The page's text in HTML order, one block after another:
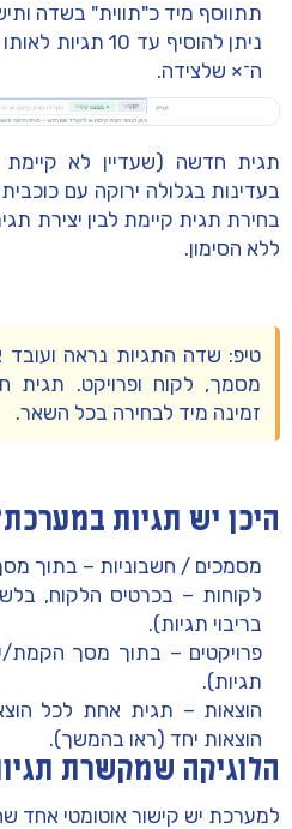
תתווסף מיד כ"תווית" בשדה
ניתן להוסיף עד 10 תגיות
ה־× שלצידה.
תגית חדשה (שעדיין לא
בעדינות בגלולה ירוקה עם כוכבית
בחירת תגית קיימת לבין יצירת
ללא הסימון.
טיפ: שדה התגיות נראה
מסמך, לקוח ופרויקט.
זמינה מיד לבחירה בכל השאר.
היכן יש תגיות
מסמכים / חשבוניות – בתוך
לקוחות – בכרטיס הלקוח,
בריבוי תגיות).
פרויקטים – בתוך מסך הקמת/
תגיות).
הוצאות – תגית אחת לכל
הוצאות יחד (ראו בהמשך).
הלוגיקה שמקשרת
למערכת יש קישור אוטומטי אחד